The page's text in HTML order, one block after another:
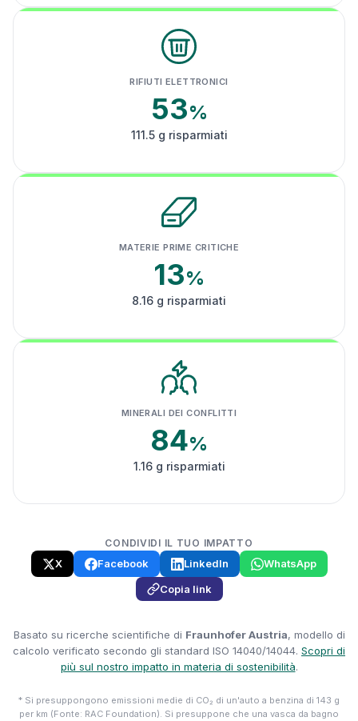
RIFIUTI ELETTRONICI
53%
111.5 g risparmiati
MATERIE PRIME CRITICHE
13%
8.16 g risparmiati
MINERALI DEI CONFLITTI
84%
1.16 g risparmiati
CONDIVIDI IL TUO IMPATTO
X Facebook LinkedIn
WhatsApp
Copia link
Basato su ricerche scientifiche di Fraunhofer Austria, modello di
calcolo verificato secondo gli standard ISO 14040/14044. Scopri di
più sul nostro impatto in materia di sostenibilità.
* Si presuppongono emissioni medie di CO₂ di un'auto a benzina di 143 g
per km (Fonte: RAC Foundation). Si presuppone che una vasca da bagno